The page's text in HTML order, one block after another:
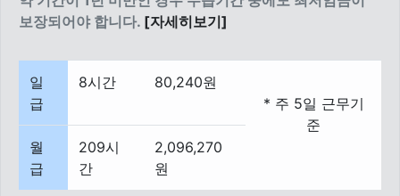
보장되어야 합니다. [자세히보기]
일
급
8시간
80,240원
* 주 5일 근무기
준
월
급
209시
간
2,096,270
원